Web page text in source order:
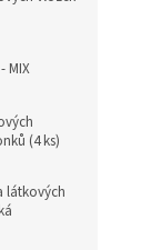
MIX
(4 ks)
látkových